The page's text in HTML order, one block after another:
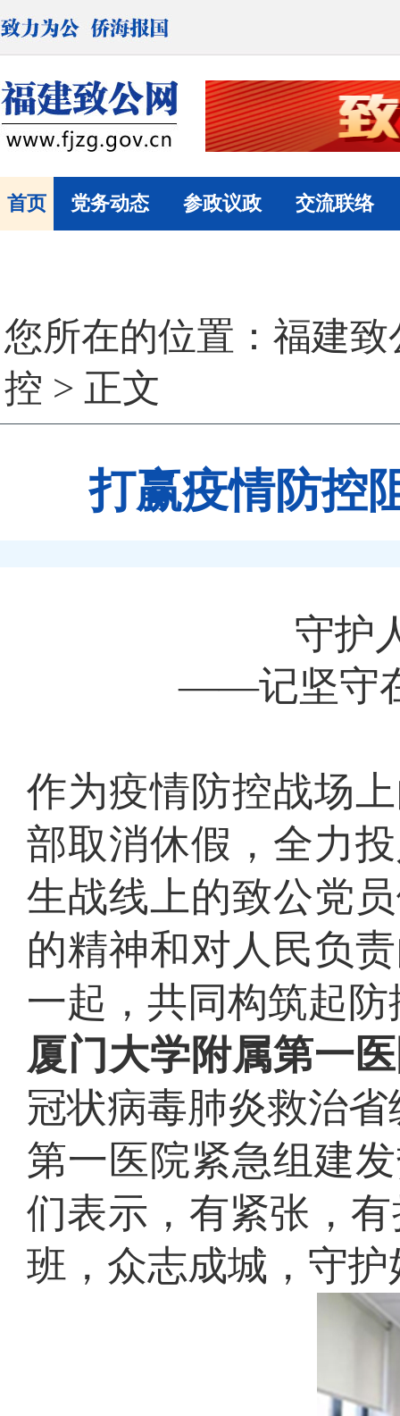
首页 党务动态 参政议政 交流联络
您所在的位置： 福建致
控 > 正文
打赢疫情防控
守护
——记坚守
作为疫情防控战场
部取消休假，全力
生战线上的致公党
的精神和对人民负
一起，共同构筑起
厦门大学附属第一
冠状病毒肺炎救治
第一医院紧急组建
们表示，有紧张，
班，众志成城，守